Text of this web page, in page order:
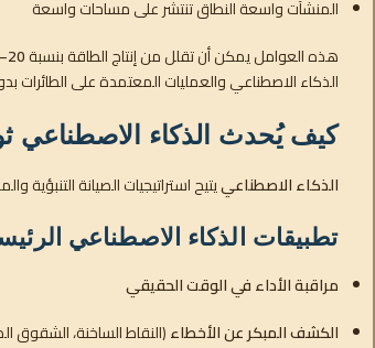
المنشآت واسعة النطاق تنتشر على مساحات واسعة
هذه العوامل يمكن أن تقلل من إنتاج الطاقة بنسبة20–40%
الذكاء الاصطناعي والعمليات المعتمدة على الطائرات
كيف يُحدث الذكاء الاصطناعي
الذكاء الاصطناعييتيح استراتيجيات الصيانة التنبؤية
تطبيقات الذكاء الاصطناعي
مراقبة الأداء في الوقت الحقيقي
الكشف المبكر عن الأخطاء(النقاط الساخنة،